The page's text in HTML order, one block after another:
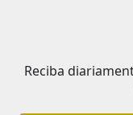
Reciba